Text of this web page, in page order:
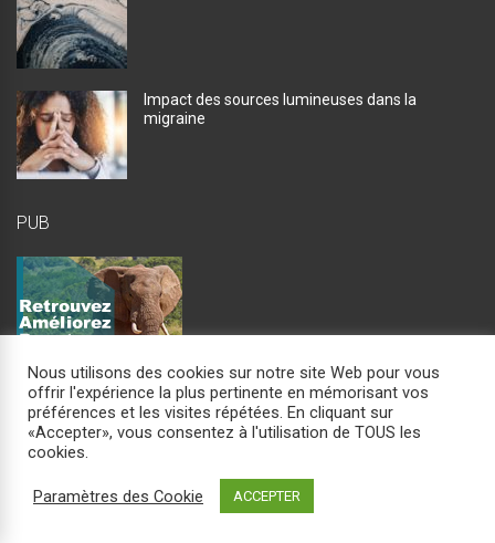
Impact des sources lumineuses dans la
migraine
PUB
Copyright © 2026Apg Forum. Tous droits réservés.
Nous utilisons des cookies sur notre site Web pour vous
offrir l'expérience la plus pertinente en mémorisant vos
préférences et les visites répétées. En cliquant sur
«Accepter», vous consentez à l'utilisation de TOUS les
cookies.
Paramètres des Cookie ACCEPTER